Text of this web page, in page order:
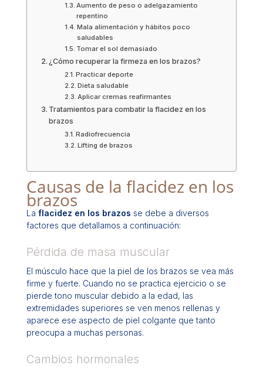
Aumento de peso o adelgazamiento
repentino
Mala alimentación y hábitos poco
saludables
Tomar el sol demasiado
¿Cómo recuperar la firmeza en los brazos?
Practicar deporte
Dieta saludable
Aplicar cremas reafirmantes
Tratamientos para combatir la flacidez en los
brazos
Radiofrecuencia
Lifting de brazos
Causas de la flacidez en los
brazos
La flacidez en los brazos se debe a diversos
factores que detallamos a continuación:
Pérdida de masa muscular
El músculo hace que la piel de los brazos se vea más
firme y fuerte. Cuando no se practica ejercicio o se
pierde tono muscular debido a la edad, las
extremidades superiores se ven menos rellenas y
aparece ese aspecto de piel colgante que tanto
preocupa a muchas personas.
Cambios hormonales